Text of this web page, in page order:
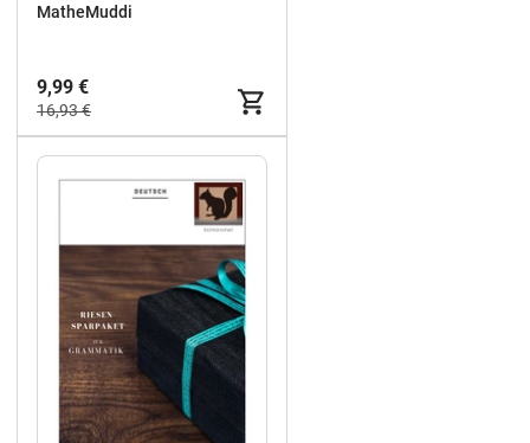
MatheMuddi
9,99 €
16,93 €